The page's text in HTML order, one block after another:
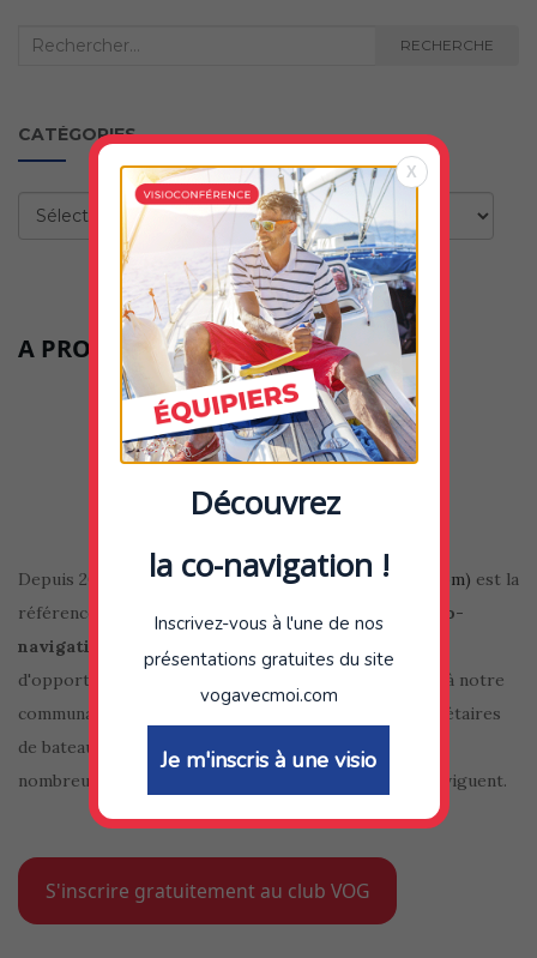
Recherche
RECHERCHE
CATÉGORIES
Catégories
A PROPOS DE CE BLOG
Depuis 2010, le club VOG (site internetvogavecmoi.com) est la
référence en
matière de bourse aux équipiers
co-
navigation
sur internet. En plus d'offrir, des milliers
d'opportunités de navigation et de rencontres grâce à notre
communauté de presque 100.000 équipiers et propriétaires
de bateau, notre blog et notre newsletter offrent de
nombreux conseils et informations à tous ceux qui naviguent.
S'inscrire gratuitement au club VOG
X
Découvrez
la co-navigation !
Inscrivez-vous à l'une de nos
présentations gratuites du site
vogavecmoi.com
Je m'inscris à une visio